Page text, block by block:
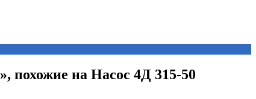
», похожие на Насос 4Д 315-50